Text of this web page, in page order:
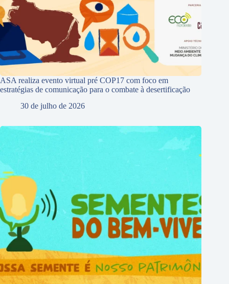
ASA realiza evento virtual pré COP17 com foco em
estratégias de comunicação para o combate à desertificação
30 de julho de 2026